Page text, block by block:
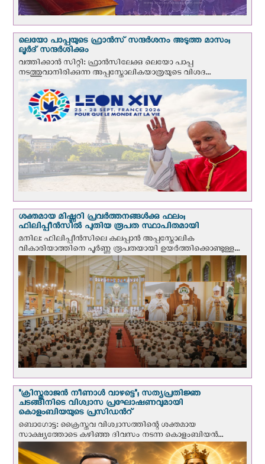
ലെയോ പാപ്പയുടെ ഫ്രാന്‍സ് സന്ദര്‍ശനം അടുത്ത മാസം;
ലൂര്‍ദ് സന്ദര്‍ശിക്കും
വത്തിക്കാന്‍ സിറ്റി: ഫ്രാൻസിലേക്കു ലെയോ പാപ്പ
നടത്തുവാനിരിക്കുന്ന അപ്പസ്തോലികയാത്രയുടെ വിശദ...
ശക്തമായ മിഷ്ണറി പ്രവർത്തനങ്ങൾക്കു ഫലം;
ഫിലിപ്പീൻസിൽ പുതിയ രൂപത സ്ഥാപിതമായി
മനില: ഫിലിപ്പീൻസിലെ കലപ്പാൻ അപ്പസ്തോലിക
വികാരിയാത്തിനെ പൂർണ്ണ രൂപതയായി ഉയർത്തിക്കൊണ്ടുള്ള...
"ക്രിസ്തുരാജന്‍ നീണാള്‍ വാഴട്ടെ"; സത്യപ്രതിജ്ഞ
ചടങ്ങിനിടെ വിശ്വാസ പ്രഘോഷണവുമായി
കൊളംബിയയുടെ പ്രസിഡന്‍റ്
ബൊഗോട്ട: ക്രൈസ്തവ വിശ്വാസത്തിന്റെ ശക്തമായ
സാക്ഷ്യത്തോടെ കഴിഞ്ഞ ദിവസം നടന്ന കൊളംബിയന്‍...